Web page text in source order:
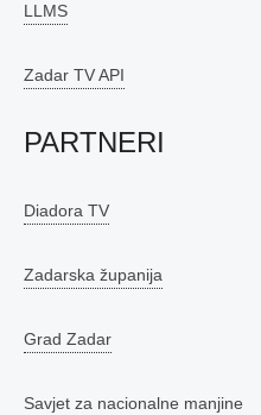
LLMS
Zadar TV API
PARTNERI
Diadora TV
Zadarska županija
Grad Zadar
Savjet za nacionalne manjine